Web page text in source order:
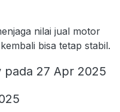
nilai jual motor
bisa tetap stabil.
pada 27 Apr 2025